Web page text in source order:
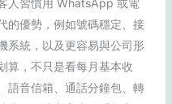
人習慣用 WhatsApp 或電
的優勢，例如號碼穩定、接
系統，以及更容易與公司形
算，不只是看每月基本收
語音信箱、通話分鐘包、轉